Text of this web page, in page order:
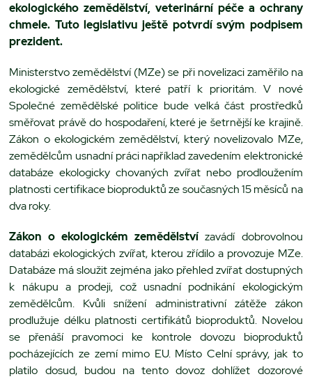
ekologického zemědělství, veterinární péče a ochrany
chmele. Tuto legislativu ještě potvrdí svým podpisem
prezident.
Ministerstvo zemědělství (MZe) se při novelizaci zaměřilo na
ekologické zemědělství, které patří k prioritám. V nové
Společné zemědělské politice bude velká část prostředků
směřovat právě do hospodaření, které je šetrnější ke krajině.
Zákon o ekologickém zemědělství, který novelizovalo MZe,
zemědělcům usnadní práci například zavedením elektronické
databáze ekologicky chovaných zvířat nebo prodloužením
platnosti certifikace bioproduktů ze současných 15 měsíců na
dva roky.
Zákon o ekologickém zemědělstvízavádí dobrovolnou
databázi ekologických zvířat, kterou zřídilo a provozuje MZe.
Databáze má sloužit zejména jako přehled zvířat dostupných
k nákupu a prodeji, což usnadní podnikání ekologickým
zemědělcům. Kvůli snížení administrativní zátěže zákon
prodlužuje délku platnosti certifikátů bioproduktů. Novelou
se přenáší pravomoci ke kontrole dovozu bioproduktů
pocházejících ze zemí mimo EU. Místo Celní správy, jak to
platilo dosud, budou na tento dovoz dohlížet dozorové